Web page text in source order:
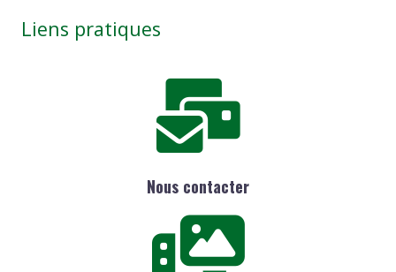
Liens pratiques
Nous contacter